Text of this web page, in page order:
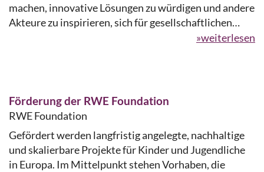
machen, innovative Lösungen zu würdigen und andere
Akteure zu inspirieren, sich für gesellschaftlichen…
»weiterlesen
Förderung der RWE Foundation
RWE Foundation
Gefördert werden langfristig angelegte, nachhaltige
und skalierbare Projekte für Kinder und Jugendliche
in Europa. Im Mittelpunkt stehen Vorhaben, die